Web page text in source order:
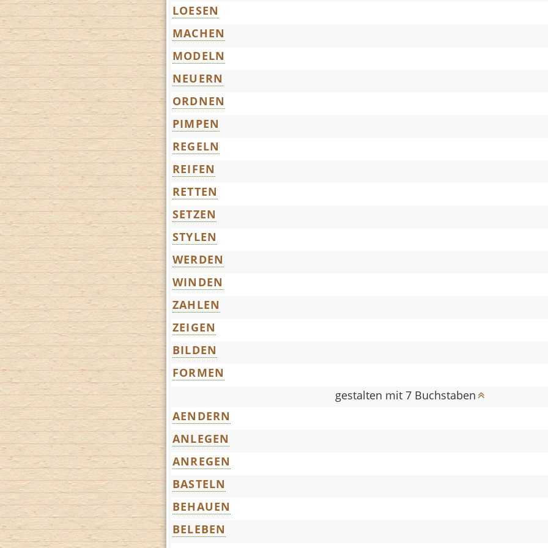
LOESEN
MACHEN
MODELN
NEUERN
ORDNEN
PIMPEN
REGELN
REIFEN
RETTEN
SETZEN
STYLEN
WERDEN
WINDEN
ZAHLEN
ZEIGEN
BILDEN
FORMEN
gestalten mit 7 Buchstaben
AENDERN
ANLEGEN
ANREGEN
BASTELN
BEHAUEN
BELEBEN